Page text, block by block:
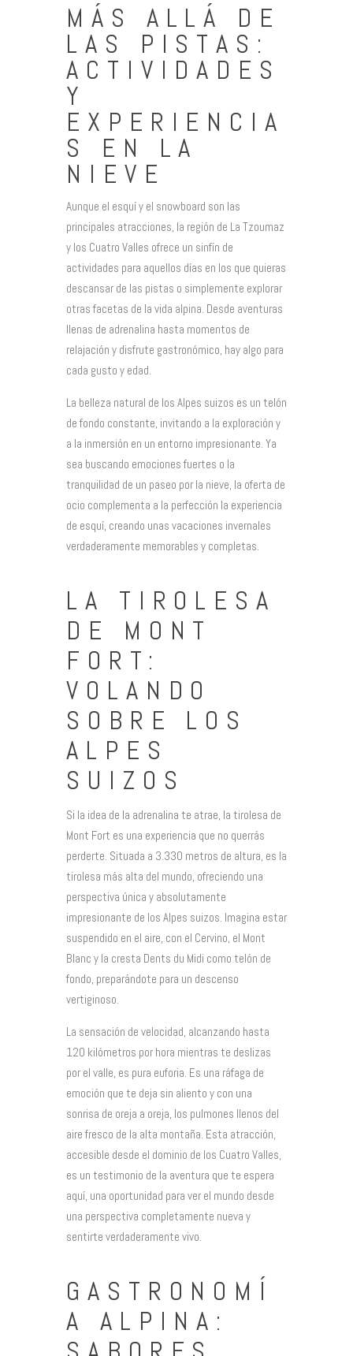
MÁS ALLÁ DE
LAS PISTAS:
ACTIVIDADES
Y
EXPERIENCIA
S EN LA
NIEVE
Aunque el esquí y el snowboard son las
principales atracciones, la región de La Tzoumaz
y los Cuatro Valles ofrece un sinfín de
actividades para aquellos días en los que quieras
descansar de las pistas o simplemente explorar
otras facetas de la vida alpina. Desde aventuras
llenas de adrenalina hasta momentos de
relajación y disfrute gastronómico, hay algo para
cada gusto y edad.
La belleza natural de los Alpes suizos es un telón
de fondo constante, invitando a la exploración y
a la inmersión en un entorno impresionante. Ya
sea buscando emociones fuertes o la
tranquilidad de un paseo por la nieve, la oferta de
ocio complementa a la perfección la experiencia
de esquí, creando unas vacaciones invernales
verdaderamente memorables y completas.
LA TIROLESA
DE MONT
FORT:
VOLANDO
SOBRE LOS
ALPES
SUIZOS
Si la idea de la adrenalina te atrae, la tirolesa de
Mont Fort es una experiencia que no querrás
perderte. Situada a 3.330 metros de altura, es la
tirolesa más alta del mundo, ofreciendo una
perspectiva única y absolutamente
impresionante de los Alpes suizos. Imagina estar
suspendido en el aire, con el Cervino, el Mont
Blanc y la cresta Dents du Midi como telón de
fondo, preparándote para un descenso
vertiginoso.
La sensación de velocidad, alcanzando hasta
120 kilómetros por hora mientras te deslizas
por el valle, es pura euforia. Es una ráfaga de
emoción que te deja sin aliento y con una
sonrisa de oreja a oreja, los pulmones llenos del
aire fresco de la alta montaña. Esta atracción,
accesible desde el dominio de los Cuatro Valles,
es un testimonio de la aventura que te espera
aquí, una oportunidad para ver el mundo desde
una perspectiva completamente nueva y
sentirte verdaderamente vivo.
GASTRONOMÍ
A ALPINA: